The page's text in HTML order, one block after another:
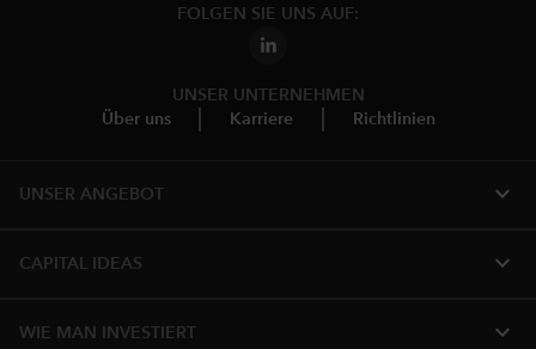
FOLGEN SIE UNS AUF:
UNSER UNTERNEHMEN
Über uns
Karriere Richtlinien
UNSER ANGEBOT expand_more
CAPITAL IDEAS expand_more
WIE MAN INVESTIERT expand_more